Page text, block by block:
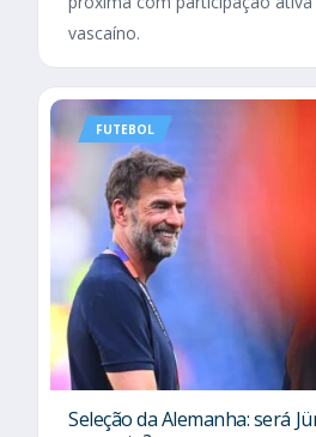
vascaíno.
FUTEBOL
Seleção da Alemanha: será